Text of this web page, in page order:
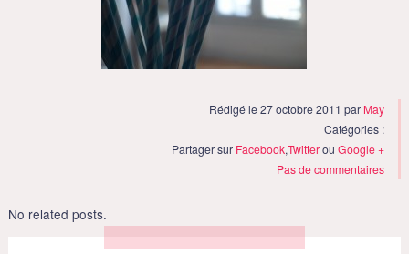
Rédigé le 27 octobre 2011 par May
Catégories :
Partager sur Facebook,TwitterouGoogle +
Pas de commentaires
No related posts.